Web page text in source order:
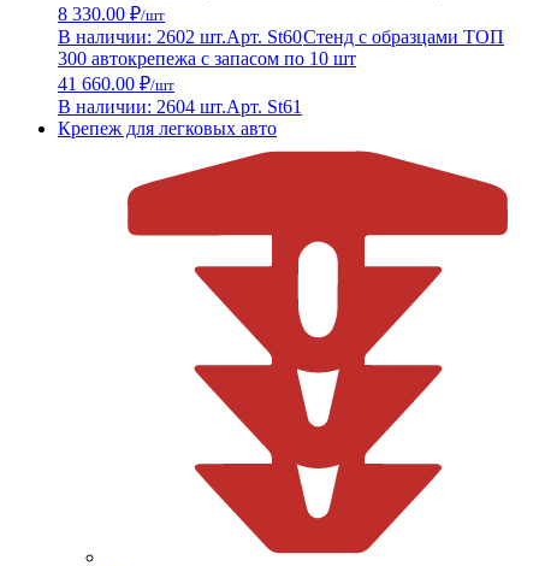
8 330.00 ₽/шт
В наличии: 2602 шт.Арт. St60Стенд с образцами ТОП
300 автокрепежа с запасом по 10 шт
41 660.00 ₽/шт
В наличии: 2604 шт.Арт. St61
Крепеж для легковых авто